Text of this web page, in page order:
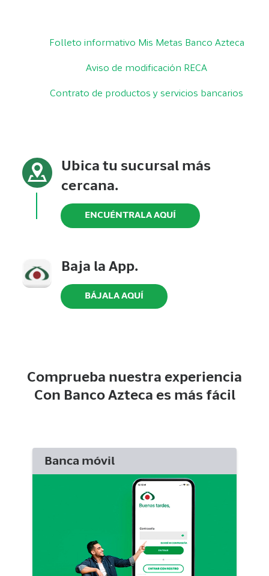
Folleto informativo Mis Metas Banco Azteca
Aviso de modificación RECA
Contrato de productos y servicios bancarios
Ubica tu sucursal más
cercana.
ENCUÉNTRALA AQUÍ
Baja la App.
BÁJALA AQUÍ
Comprueba nuestra experiencia
Con Banco Azteca es más fácil
Banca móvil